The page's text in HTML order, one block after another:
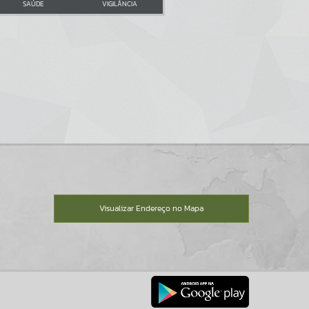
SAÚDE VIGILÂNCIA
Visualizar Endereço no Mapa